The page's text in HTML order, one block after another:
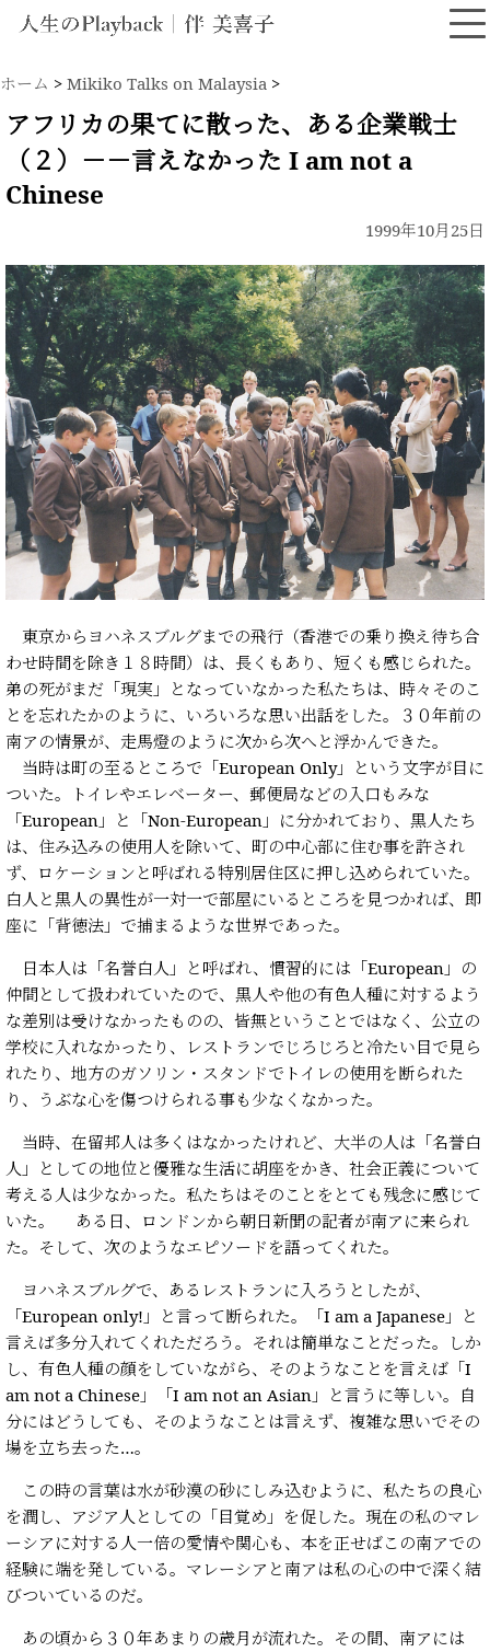
ホーム > Mikiko Talks on Malaysia >
アフリカの果てに散った、ある企業戦士
（２）－－言えなかった I am not a
Chinese
1999年10月25日
東京からヨハネスブルグまでの飛行（香港での乗り換え待ち合
わせ時間を除き１８時間）は、長くもあり、短くも感じられた。
弟の死がまだ「現実」となっていなかった私たちは、時々そのこ
とを忘れたかのように、いろいろな思い出話をした。３０年前の
南アの情景が、走馬燈のように次から次へと浮かんできた。
当時は町の至るところで「European Only」という文字が目に
ついた。トイレやエレベーター、郵便局などの入口もみな
「European」と「Non-European」に分かれており、黒人たち
は、住み込みの使用人を除いて、町の中心部に住む事を許され
ず、ロケーションと呼ばれる特別居住区に押し込められていた。
白人と黒人の異性が一対一で部屋にいるところを見つかれば、即
座に「背徳法」で捕まるような世界であった。
日本人は「名誉白人」と呼ばれ、慣習的には「European」の
仲間として扱われていたので、黒人や他の有色人種に対するよう
な差別は受けなかったものの、皆無ということではなく、公立の
学校に入れなかったり、レストランでじろじろと冷たい目で見ら
れたり、地方のガソリン・スタンドでトイレの使用を断られた
り、うぶな心を傷つけられる事も少なくなかった。
当時、在留邦人は多くはなかったけれど、大半の人は「名誉白
人」としての地位と優雅な生活に胡座をかき、社会正義について
考える人は少なかった。私たちはそのことをとても残念に感じて
いた。 ある日、ロンドンから朝日新聞の記者が南アに来られ
た。そして、次のようなエピソードを語ってくれた。
ヨハネスブルグで、あるレストランに入ろうとしたが、
「European only!」と言って断られた。「I am a Japanese」と
言えば多分入れてくれただろう。それは簡単なことだった。しか
し、有色人種の顔をしていながら、そのようなことを言えば「I
am not a Chinese」「I am not an Asian」と言うに等しい。自
分にはどうしても、そのようなことは言えず、複雑な思いでその
場を立ち去った…。
この時の言葉は水が砂漠の砂にしみ込むように、私たちの良心
を潤し、アジア人としての「目覚め」を促した。現在の私のマレ
ーシアに対する人一倍の愛情や関心も、本を正せばこの南アでの
経験に端を発している。マレーシアと南アは私の心の中で深く結
びついているのだ。
あの頃から３０年あまりの歳月が流れた。その間、南アには